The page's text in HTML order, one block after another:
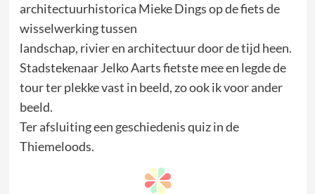
architectuurhistorica Mieke Dings op de fiets de
wisselwerking tussen
landschap, rivier en architectuur door de tijd heen.
Stadstekenaar Jelko Aarts fietste mee en legde de
tour ter plekke vast in beeld, zo ook ik voor ander
beeld.
Ter afsluiting een geschiedenis quiz in de
Thiemeloods.